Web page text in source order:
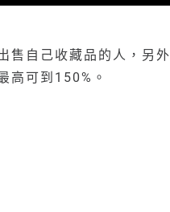
售自己收藏品的人，另外
高可到150%。